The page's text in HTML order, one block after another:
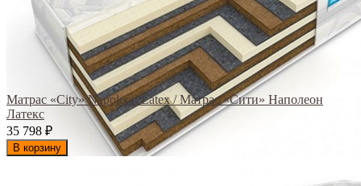
Матрас «City» Napoleon Latex / Матрас «Сити» Наполеон
Латекс
35 798 ₽
В корзину